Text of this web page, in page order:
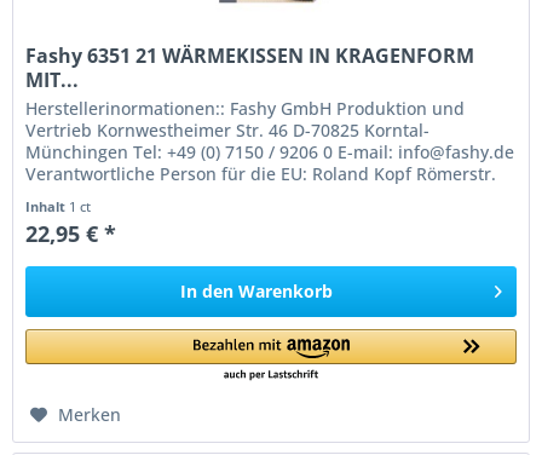
Fashy 6351 21 WÄRMEKISSEN IN KRAGENFORM
MIT...
Herstellerinormationen:: Fashy GmbH Produktion und
Vertrieb Kornwestheimer Str. 46 D-70825 Korntal-
Münchingen Tel: +49 (0) 7150 / 9206 0 E-mail: info@fashy.de
Verantwortliche Person für die EU: Roland Kopf Römerstr.
Inhalt 1 ct
22,95 € *
In den Warenkorb
Merken